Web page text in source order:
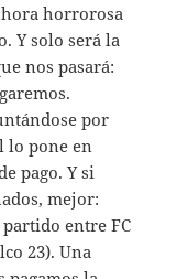
hora horrorosa
Y solo será la
nos pasará:
por
lo pone en
pago. Y si
mejor:
entre FC
23). Una